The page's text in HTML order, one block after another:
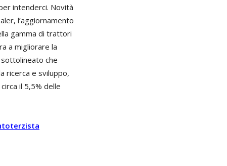
intenderci. Novità
l’aggiornamento
gamma di trattori
a migliorare la
sottolineato che
ricerca e sviluppo,
il 5,5% delle